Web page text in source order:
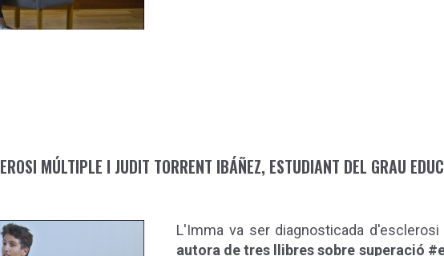
MÚLTIPLE I JUDIT TORRENT IBÁÑEZ, ESTUDIANT DEL GRAU
L'Imma va ser diagnosticada
autora de tres llibres sobre superació